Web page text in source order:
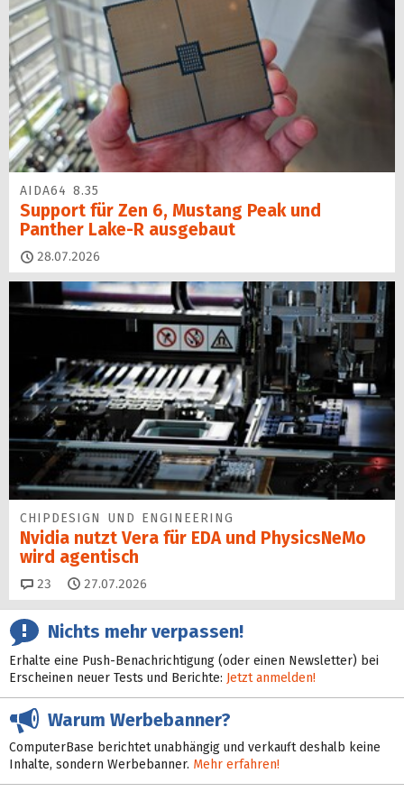
AIDA64 8.35
Support für Zen 6, Mustang Peak und
Panther Lake-R ausgebaut
28.07.2026
CHIPDESIGN UND ENGINEERING
Nvidia nutzt Vera für EDA und PhysicsNeMo
wird agentisch
23 Kommentare
27.07.2026
Nichts mehr verpassen!
Erhalte eine Push-Benachrichtigung (oder einen Newsletter) bei
Erscheinen neuer Tests und Berichte: Jetzt anmelden!
Warum Werbebanner?
ComputerBase berichtet unabhängig und verkauft deshalb keine
Inhalte, sondern Werbebanner. Mehr erfahren!